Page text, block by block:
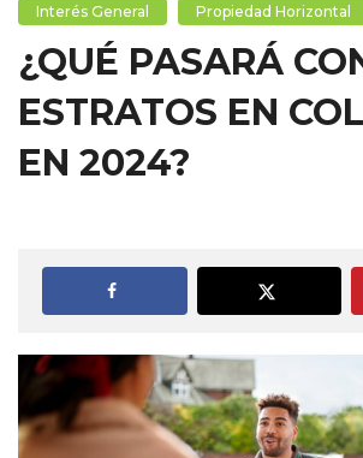
Interés General Propiedad Horizontal
¿QUÉ PASARÁ
ESTRATOS EN
EN 2024?